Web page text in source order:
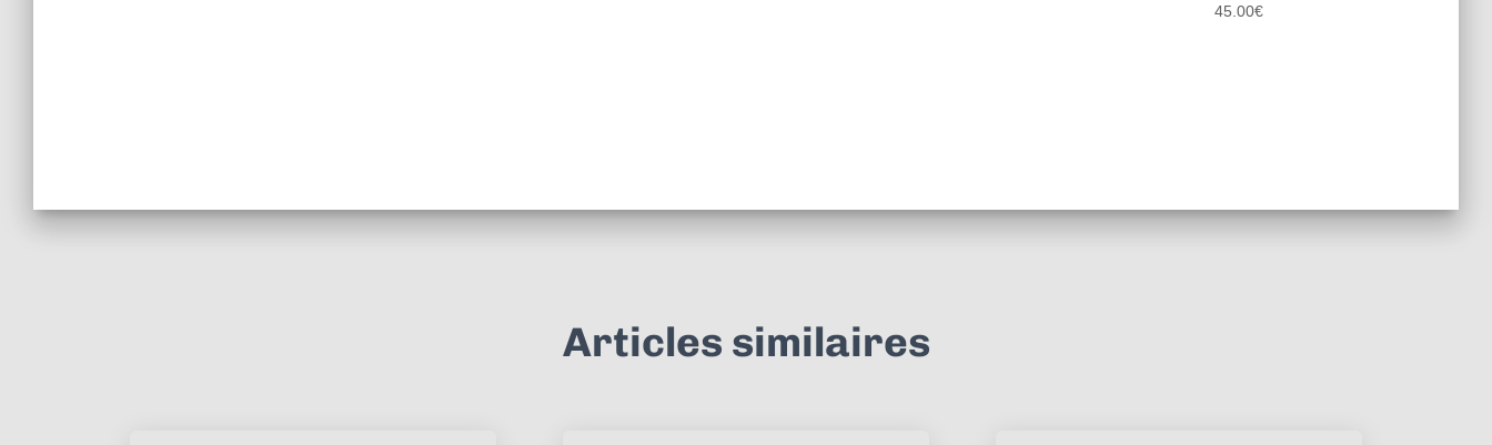
45.00€
Articles similaires